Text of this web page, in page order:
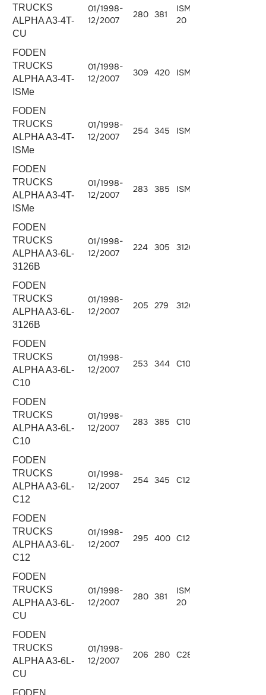
TRUCKS
ALPHA A3-4T-
CU
01/1998-
12/2007
280 381
ISM380E-
20
FODEN
TRUCKS
ALPHA A3-4T-
ISMe
01/1998-
12/2007
309 420 ISMe 420
FODEN
TRUCKS
ALPHA A3-4T-
ISMe
01/1998-
12/2007
254 345 ISMe 345
FODEN
TRUCKS
ALPHA A3-4T-
ISMe
01/1998-
12/2007
283 385 ISMe 385
FODEN
TRUCKS
ALPHA A3-6L-
3126B
01/1998-
12/2007
224 305 3126B.300
FODEN
TRUCKS
ALPHA A3-6L-
3126B
01/1998-
12/2007
205 279 3126B.275
FODEN
TRUCKS
ALPHA A3-6L-
C10
01/1998-
12/2007
253 344 C10.340
FODEN
TRUCKS
ALPHA A3-6L-
C10
01/1998-
12/2007
283 385 C10.380
FODEN
TRUCKS
ALPHA A3-6L-
C12
01/1998-
12/2007
254 345 C12.345
FODEN
TRUCKS
ALPHA A3-6L-
C12
01/1998-
12/2007
295 400 C12.400
FODEN
TRUCKS
ALPHA A3-6L-
CU
01/1998-
12/2007
280 381
ISM380E-
20
FODEN
TRUCKS
ALPHA A3-6L-
CU
01/1998-
12/2007
206 280 C280-20
FODEN